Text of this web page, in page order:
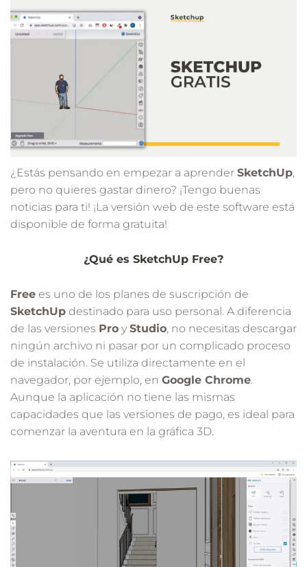
¿Estás pensando en empezar a aprender SketchUp,
pero no quieres gastar dinero? ¡Tengo buenas
noticias para ti! ¡La versión web de este software está
disponible de forma gratuita!
¿Qué es SketchUp Free?
Free es uno de los planes de suscripción de
SketchUp destinado para uso personal. A diferencia
de las versiones Pro y Studio, no necesitas descargar
ningún archivo ni pasar por un complicado proceso
de instalación. Se utiliza directamente en el
navegador, por ejemplo, en Google Chrome.
Aunque la aplicación no tiene las mismas
capacidades que las versiones de pago, es ideal para
comenzar la aventura en la gráfica 3D.